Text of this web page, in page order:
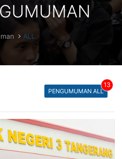
ALL
13
PENGUMUMAN ALL